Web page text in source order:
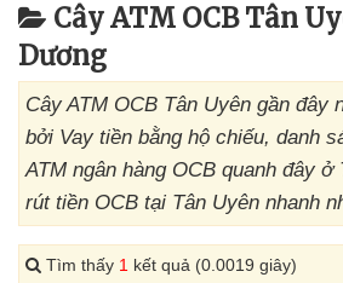
Cây ATM OCB Tân
Dương
Cây ATM OCB Tân Uyên gần đây
bởi Vay tiền bằng hộ chiếu, danh
ATM ngân hàng OCB quanh đây
rút tiền OCB tại Tân Uyên nhanh
Tìm thấy 1 kết quả (0.0019 giây)